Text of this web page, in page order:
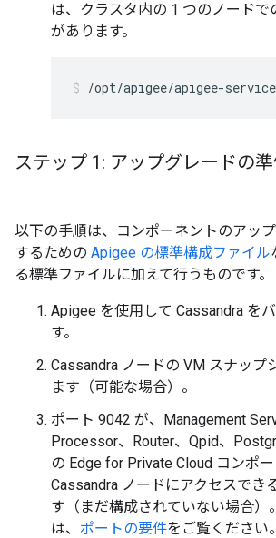
は、クラスタ内の 1 つのノードで
があります。
/opt/apigee/apigee-
ステップ 1: アップグレードの
以下の手順は、コンポーネントのアッ
するための Apigee の標準構成ファイル
る標準ファイルに加えて行うものです。
Apigee を使用して Cassandra を
す。
Cassandra ノードの VM スナップ
ます（可能な場合）。
ポート 9042 が、Management
Processor、Router、Qpid、
の Edge for Private Cloud コンポ
Cassandra ノードにアクセスでき
す（まだ構成されていない場合）
は、 ポートの要件をご覧ください。